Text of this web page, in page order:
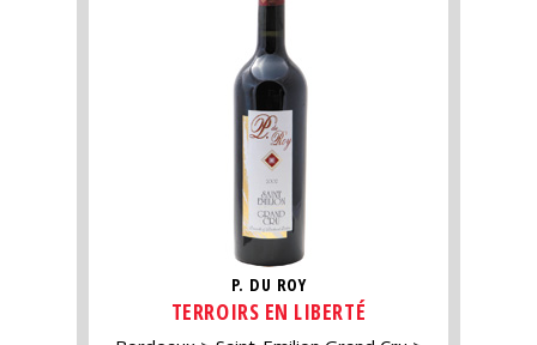
P. DU ROY
TERROIRS EN LIBERTÉ